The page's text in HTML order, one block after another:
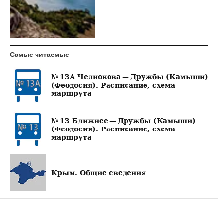
Самые читаемые
№ 13А Челнокова — Дружбы (Камыши)
(Феодосия). Расписание, схема
маршрута
№ 13 Ближнее — Дружбы (Камыши)
(Феодосия). Расписание, схема
маршрута
Крым. Общие сведения